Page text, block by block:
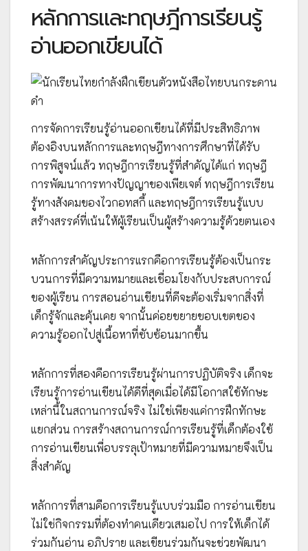
หลักการและทฤษฎีการเรียนรู้
อ่านออกเขียนได้
การจัดการเรียนรู้อ่านออกเขียนได้ที่มีประสิทธิภาพ
ต้องอิงบนหลักการและทฤษฎีทางการศึกษาที่ได้รับ
การพิสูจน์แล้ว ทฤษฎีการเรียนรู้ที่สำคัญได้แก่ ทฤษฎี
การพัฒนาการทางปัญญาของเพียเจต์ ทฤษฎีการเรียน
รู้ทางสังคมของไวกอทสกี้ และทฤษฎีการเรียนรู้แบบ
สร้างสรรค์ที่เน้นให้ผู้เรียนเป็นผู้สร้างความรู้ด้วยตนเอง
หลักการสำคัญประการแรกคือการเรียนรู้ต้องเป็นกระ
บวนการที่มีความหมายและเชื่อมโยงกับประสบการณ์
ของผู้เรียน การสอนอ่านเขียนที่ดีจะต้องเริ่มจากสิ่งที่
เด็กรู้จักและคุ้นเคย จากนั้นค่อยขยายขอบเขตของ
ความรู้ออกไปสู่เนื้อหาที่ซับซ้อนมากขึ้น
หลักการที่สองคือการเรียนรู้ผ่านการปฏิบัติจริง เด็กจะ
เรียนรู้การอ่านเขียนได้ดีที่สุดเมื่อได้มีโอกาสใช้ทักษะ
เหล่านี้ในสถานการณ์จริง ไม่ใช่เพียงแค่การฝึกทักษะ
แยกส่วน การสร้างสถานการณ์การเรียนรู้ที่เด็กต้องใช้
การอ่านเขียนเพื่อบรรลุเป้าหมายที่มีความหมายจึงเป็น
สิ่งสำคัญ
หลักการที่สามคือการเรียนรู้แบบร่วมมือ การอ่านเขียน
ไม่ใช่กิจกรรมที่ต้องทำคนเดียวเสมอไป การให้เด็กได้
ร่วมกันอ่าน อภิปราย และเขียนร่วมกันจะช่วยพัฒนา